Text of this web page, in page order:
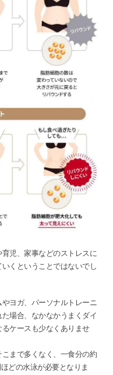
児、家事などのストレスに
くということではないでし
ヨガ、パーソナルトレーニ
場合、なかなかうまくダイ
ケースも少なくありませ
まで多くなく、一食分の約
どの水泳が必要となりま